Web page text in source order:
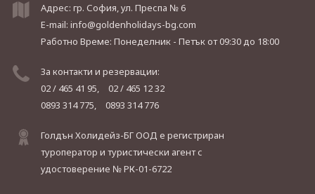
Адрес: гр. София, ул. Преспа № 6
E-mail: info@goldenholidays-bg.com
Работно Време: Понеделник - Петъкот 09:30 до 18:00
За контакти и резервации:
02 / 465 41 95,
02 / 465 12 32
0893 314 775,
0893 314 776
Голдън Холидейз-БГ ООД е регистриран
туроператор и туристически агент с
удостоверение № РК-01-6722